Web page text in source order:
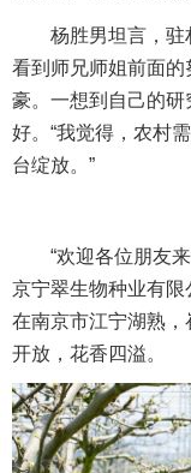
杨胜男坦言，驻
看到师兄师姐前面
豪。一想到自己的
好。“我觉得，农村
台绽放。”
“欢迎各位朋友
京宁翠生物种业有限
在南京市江宁湖熟
开放，花香四溢。